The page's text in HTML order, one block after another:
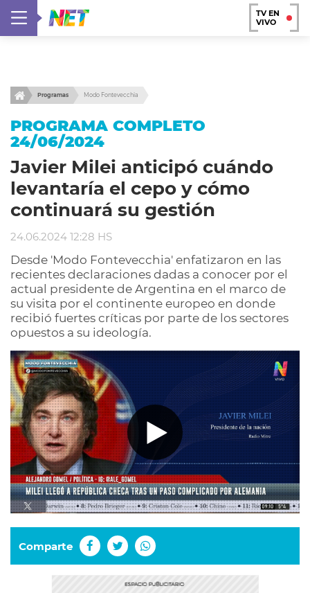
TV EN
VIVO
Programas Modo Fontevecchia
PROGRAMA COMPLETO
24/06/2024
Javier Milei anticipó cuándo
levantaría el cepo y cómo
continuará su gestión
24.06.2024 12:28 HS
Desde 'Modo Fontevecchia' enfatizaron en las
recientes declaraciones dadas a conocer por el
actual presidente de Argentina en el marco de
su visita por el continente europeo en donde
recibió fuertes críticas por parte de los sectores
opuestos a su ideología.
Comparte